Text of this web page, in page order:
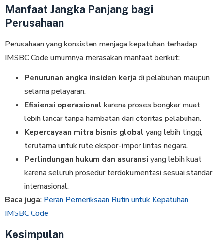
Manfaat Jangka Panjang bagi
Perusahaan
Perusahaan yang konsisten menjaga kepatuhan terhadap
IMSBC Code umumnya merasakan manfaat berikut:
Penurunan angka insiden kerja di pelabuhan maupun
selama pelayaran.
Efisiensi operasional karena proses bongkar muat
lebih lancar tanpa hambatan dari otoritas pelabuhan.
Kepercayaan mitra bisnis global yang lebih tinggi,
terutama untuk rute ekspor-impor lintas negara.
Perlindungan hukum dan asuransi yang lebih kuat
karena seluruh prosedur terdokumentasi sesuai standar
internasional.
Baca juga: Peran Pemeriksaan Rutin untuk Kepatuhan
IMSBC Code
Kesimpulan